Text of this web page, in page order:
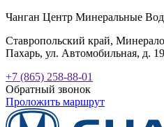
Чанган Центр Минеральные
Ставропольский край,
Пахарь, ул. Автомобильная, д. 19
+7 (865) 258-88-01
Обратный звонок
Проложить маршрут